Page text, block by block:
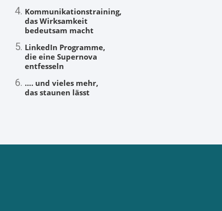
Kommunikationstraining,
das Wirksamkeit
bedeutsam macht
LinkedIn Programme,
die eine Supernova
entfesseln
…. und vieles mehr,
das staunen lässt